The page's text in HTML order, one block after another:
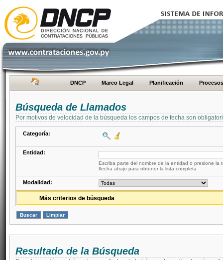
DNCP Marco Legal Planificación Procesos
Búsqueda de Llamados
Por motivos de velocidad de la búsqueda los campos de fecha son
Categoría:
Entidad:
Escriba parte del nombre de la entidad o presione la
flecha abajo para obtener la lista completa
Modalidad:
Más criterios de búsqueda
Resultado de la Búsqueda